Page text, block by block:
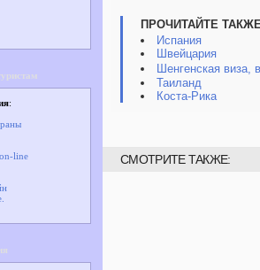
:
line
ПРОЧИТАЙТЕ
Испания
Швейцария
Шенгенская
Таиланд
Коста-Рика
СМОТРИТЕ ТАКЖЕ: